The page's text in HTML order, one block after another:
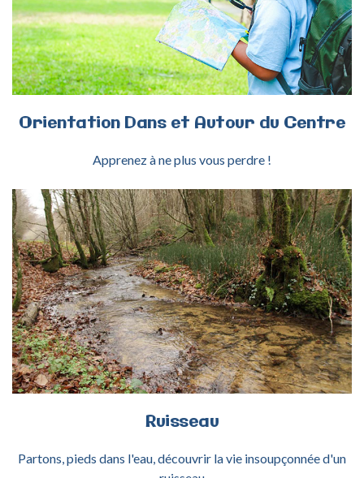
Orientation Dans et Autour du Centre
Apprenez à ne plus vous perdre !
ACTIVITÉ RUISSEAU
Ruisseau
Partons, pieds dans l'eau, découvrir la vie insoupçonnée d'un